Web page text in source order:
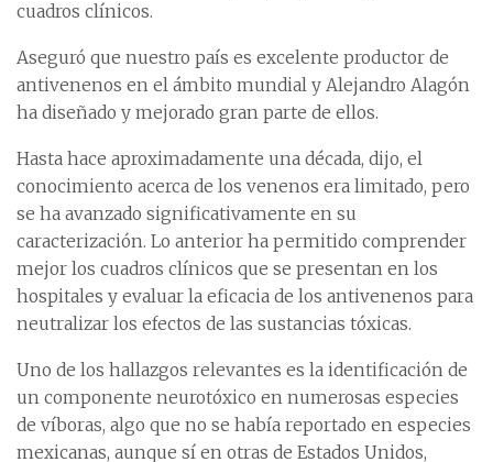
cuadros clínicos.
Aseguró que nuestro país es excelente productor de
antivenenos en el ámbito mundial y Alejandro Alagón
ha diseñado y mejorado gran parte de ellos.
Hasta hace aproximadamente una década, dijo, el
conocimiento acerca de los venenos era limitado, pero
se ha avanzado significativamente en su
caracterización. Lo anterior ha permitido comprender
mejor los cuadros clínicos que se presentan en los
hospitales y evaluar la eficacia de los antivenenos para
neutralizar los efectos de las sustancias tóxicas.
Uno de los hallazgos relevantes es la identificación de
un componente neurotóxico en numerosas especies
de víboras, algo que no se había reportado en especies
mexicanas, aunque sí en otras de Estados Unidos,